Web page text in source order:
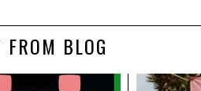
FROM BLOG